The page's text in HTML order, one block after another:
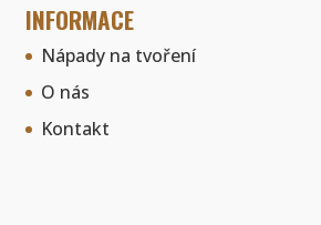
INFORMACE
Nápady na tvoření
O nás
Kontakt